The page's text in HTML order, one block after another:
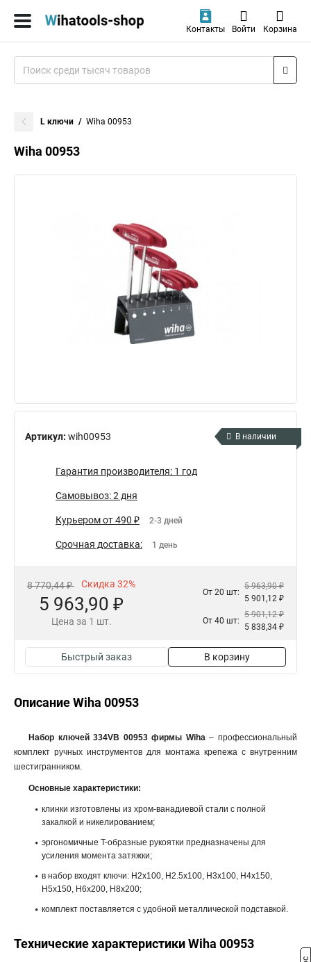
Контакты Войти Корзина
L ключи Wiha 00953
Wiha 00953
Артикул: wih00953 В наличии
Гарантия производителя: 1 год
Самовывоз: 2 дня
Курьером от 490 ₽ 2-3 дней
Срочная доставка: 1 день
8 770,44 ₽ Скидка 32%
5 963,90 ₽
Цена за 1 шт.
От 20 шт:
5 963,90 ₽
5 901,12 ₽
От 40 шт:
5 901,12 ₽
5 838,34 ₽
Быстрый заказ В корзину
Описание Wiha 00953
Набор ключей 334VB 00953 фирмы Wiha– профессиональный
комплект ручных инструментов для монтажа крепежа с внутренним
шестигранником.
Основные характеристики:
клинки изготовлены из хром-ванадиевой стали с полной
закалкой и никелированием;
эргономичные T-образные рукоятки предназначены для
усиления момента затяжки;
в набор входят ключи: H2x100, H2.5x100, H3x100, H4x150,
H5x150, H6x200, H8x200;
комплект поставляется с удобной металлической подставкой.
Технические характеристики Wiha 00953